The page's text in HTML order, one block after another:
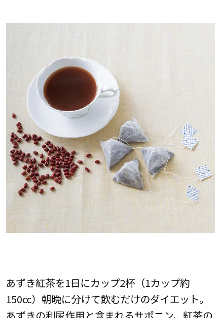
あずき紅茶を1日にカップ2杯（1カップ約
150cc）朝晩に分けて飲むだけのダイエット。